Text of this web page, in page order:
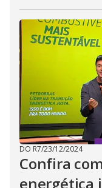
DO R7/23/12/2024
Confira
energética